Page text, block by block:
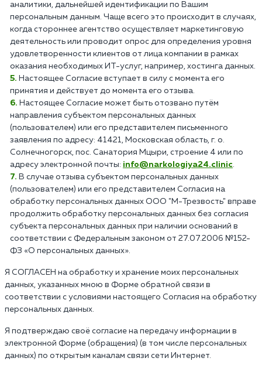
аналитики, дальнейшей идентификации по Вашим
персональным данным. Чаще всего это происходит в случаях,
когда стороннее агентство осуществляет маркетинговую
деятельность или проводит опрос для определения уровня
удовлетворенности клиентов от лица компании в рамках
оказания необходимых ИТ-услуг, например, хостинга данных.
Настоящее Согласие вступает в силу с момента его
принятия и действует до момента его отзыва.
Настоящее Согласие может быть отозвано путём
направления субъектом персональных данных
(пользователем) или его представителем письменного
заявления по адресу: 41421, Московская область, г. о.
Солнечногорск, пос. Санатория Мцыри, строение 4 или по
адресу электронной почты: info@narkologiya24.clinic.
В случае отзыва субъектом персональных данных
(пользователем) или его представителем Согласия на
обработку персональных данных ООО "М-Трезвость" вправе
продолжить обработку персональных данных без согласия
субъекта персональных данных при наличии оснований в
соответствии с Федеральным законом от 27.07.2006 №152-
ФЗ «О персональных данных».
Я СОГЛАСЕН на обработку и хранение моих персональных
данных, указанных мною в Форме обратной связи в
соответствии с условиями настоящего Согласия на обработку
персональных данных.
Я подтверждаю своё согласие на передачу информации в
электронной Форме (обращения) (в том числе персональных
данных) по открытым каналам связи сети Интернет.